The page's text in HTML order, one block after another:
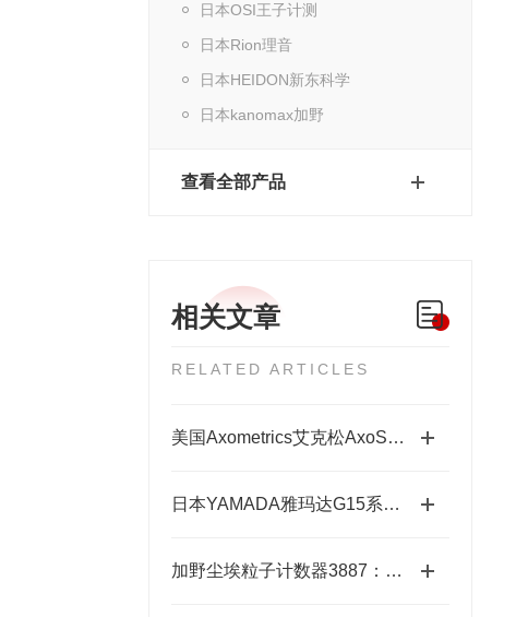
日本OSI王子计测
日本Rion理音
日本HEIDON新东科学
日本kanomax加野
查看全部产品
相关文章
RELATED ARTICLES
美国Axometrics艾克松AxoScan穆勒矩阵/旋光仪
日本YAMADA雅玛达G15系列超耐腐智能气动隔膜泵四川代理店
加野尘埃粒子计数器3887：洁净环境中的“微观哨兵”与洁净度“审计官”